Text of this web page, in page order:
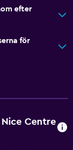
kan
efter
för
Centre